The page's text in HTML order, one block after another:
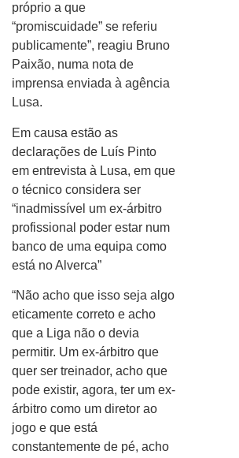
próprio a que
“promiscuidade” se referiu
publicamente”, reagiu Bruno
Paixão, numa nota de
imprensa enviada à agência
Lusa.
Em causa estão as
declarações de Luís Pinto
em entrevista à Lusa, em que
o técnico considera ser
“inadmissível um ex-árbitro
profissional poder estar num
banco de uma equipa como
está no Alverca”
“Não acho que isso seja algo
eticamente correto e acho
que a Liga não o devia
permitir. Um ex-árbitro que
quer ser treinador, acho que
pode existir, agora, ter um ex-
árbitro como um diretor ao
jogo e que está
constantemente de pé, acho